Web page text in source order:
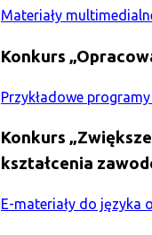
Materiały
Konkurs
Przykładowe
Konkurs
kształcenia
E-materiały do języka